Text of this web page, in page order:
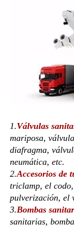
1.Válvulas
mariposa,
diafragma,
neumática, etc.
2.Accesorios de
triclamp, el
pulverización, el
3.Bombas
sanitarias,